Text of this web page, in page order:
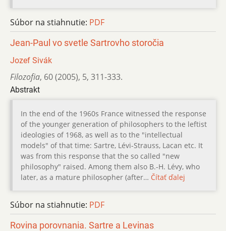
Súbor na stiahnutie: PDF
Jean-Paul vo svetle Sartrovho storočia
Jozef Sivák
Filozofia, 60 (2005), 5, 311-333.
Abstrakt
In the end of the 1960s France witnessed the response
of the younger generation of philosophers to the leftist
ideologies of 1968, as well as to the "intellectual
models" of that time: Sartre, Lévi-Strauss, Lacan etc. It
was from this response that the so called "new
philosophy" raised. Among them also B.-H. Lévy, who
later, as a mature philosopher (after… Čítať ďalej
Súbor na stiahnutie: PDF
Rovina porovnania. Sartre a Levinas